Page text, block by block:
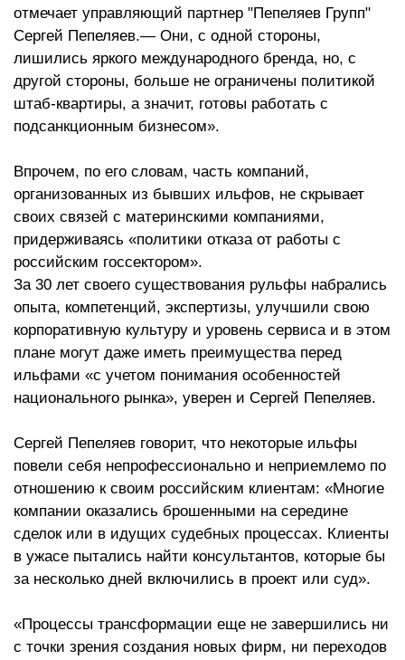
отмечает управляющий партнер "Пепеляев Групп"
Сергей Пепеляев.— Они, с одной стороны,
лишились яркого международного бренда, но, с
другой стороны, больше не ограничены политикой
штаб-квартиры, а значит, готовы работать с
подсанкционным бизнесом».
Впрочем, по его словам, часть компаний,
организованных из бывших ильфов, не скрывает
своих связей с материнскими компаниями,
придерживаясь «политики отказа от работы с
российским госсектором».
За 30 лет своего существования рульфы набрались
опыта, компетенций, экспертизы, улучшили свою
корпоративную культуру и уровень сервиса и в этом
плане могут даже иметь преимущества перед
ильфами «с учетом понимания особенностей
национального рынка», уверен и Сергей Пепеляев.
Сергей Пепеляев говорит, что некоторые ильфы
повели себя непрофессионально и неприемлемо по
отношению к своим российским клиентам: «Многие
компании оказались брошенными на середине
сделок или в идущих судебных процессах. Клиенты
в ужасе пытались найти консультантов, которые бы
за несколько дней включились в проект или суд».
«Процессы трансформации еще не завершились ни
с точки зрения создания новых фирм, ни переходов